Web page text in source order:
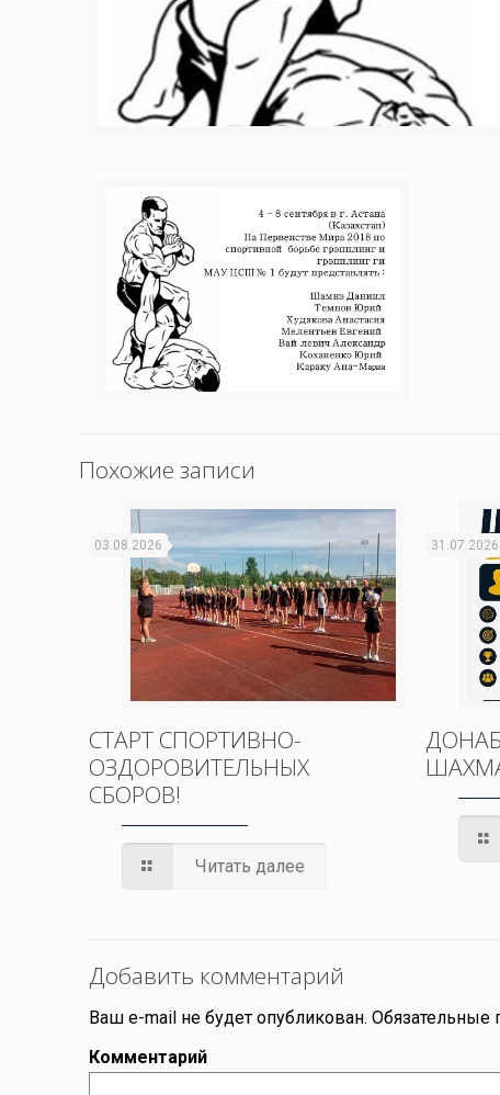
Похожие записи
03.08.2026
СТАРТ СПОРТИВНО-
ОЗДОРОВИТЕЛЬНЫХ
СБОРОВ!
Читать далее
31.07.2026
Добавить комментарий
Ваш e-mail не будет опубликован.
Комментарий